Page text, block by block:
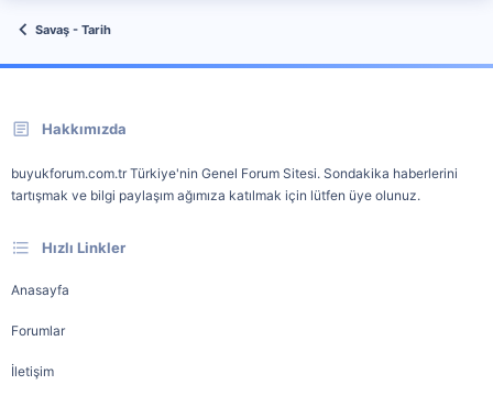
Savaş - Tarih
Hakkımızda
buyukforum.com.tr Türkiye'nin Genel Forum Sitesi. Sondakika haberlerini
tartışmak ve bilgi paylaşım ağımıza katılmak için lütfen üye olunuz.
Hızlı Linkler
Anasayfa
Forumlar
İletişim